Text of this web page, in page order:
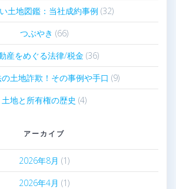
土地図鑑：当社成約事例 (32)
つぶやき (66)
産をめぐる法律/税金 (36)
土地詐欺！その事例や手口 (9)
土地と所有権の歴史 (4)
アーカイブ
2026年8月 (1)
2026年4月 (1)